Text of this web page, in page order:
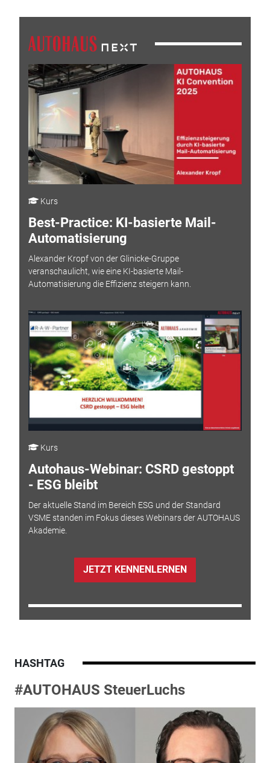
Kurs
Best-Practice: KI-basierte Mail-
Automatisierung
Alexander Kropf von der Glinicke-Gruppe
veranschaulicht, wie eine KI-basierte Mail-
Automatisierung die Effizienz steigern kann.
Kurs
Autohaus-Webinar: CSRD gestoppt
- ESG bleibt
Der aktuelle Stand im Bereich ESG und der Standard
VSME standen im Fokus dieses Webinars der AUTOHAUS
Akademie.
JETZT KENNENLERNEN
HASHTAG
#AUTOHAUS SteuerLuchs